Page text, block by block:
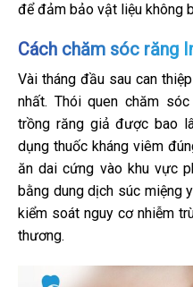
để đảm bảo vật liệu không
Cách chăm sóc răng
Vài tháng đầu sau can
nhất. Thói quen chăm
trồng răng giả được bao
dụng thuốc kháng viêm
ăn dai cứng vào khu vực
bằng dung dịch súc miệng
kiểm soát nguy cơ nhiễm
thương.